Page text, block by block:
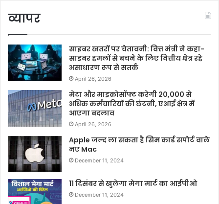
व्यापर
साइबर खतरों पर चेतावनी: वित्त मंत्री ने कहा-
साइबर हमलों से बचने के लिए वित्तीय क्षेत्र रहे
असाधारण रूप से सतर्क
April 26, 2026
मेटा और माइक्रोसॉफ्ट करेगी 20,000 से
अधिक कर्मचारियों की छंटनी, एआई क्षेत्र में
आएगा बदलाव
April 26, 2026
Apple जल्द ला सकता है सिम कार्ड सपोर्ट वाले
नए Mac
December 11, 2024
11 दिसंबर से खुलेगा मेगा मार्ट का आईपीओ
December 11, 2024